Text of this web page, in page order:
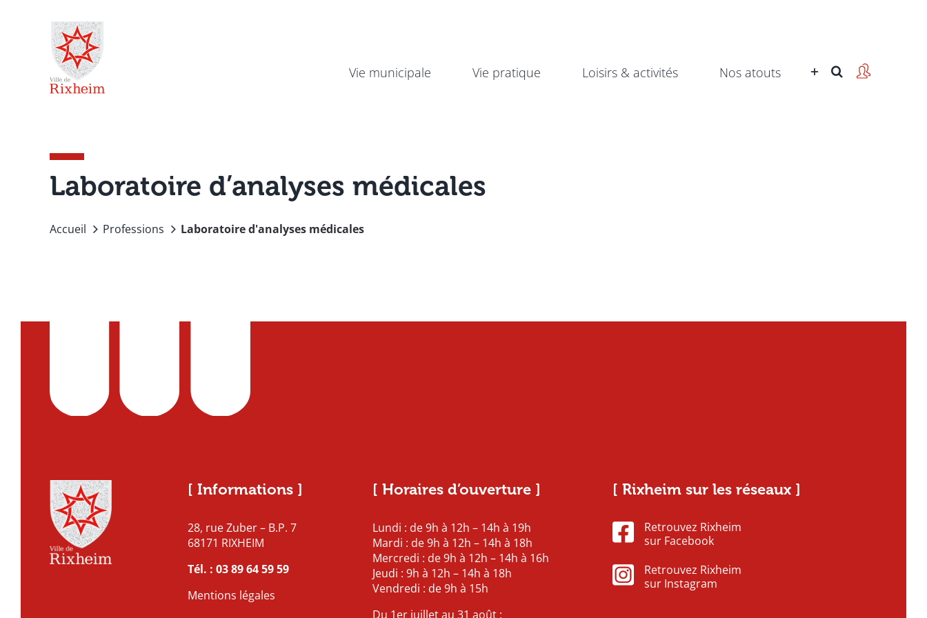
Vie municipale Vie pratique Loisirs & activités Nos atouts
Laboratoire d’analyses médicales
Accueil Professions Laboratoire d'analyses médicales
[ Informations ]
28, rue Zuber – B.P. 7
68171 RIXHEIM
Tél. : 03 89 64 59 59
Mentions légales
[ Horaires d’ouverture ]
Lundi : de 9h à 12h – 14h à 19h
Mardi : de 9h à 12h – 14h à 18h
Mercredi : de 9h à 12h – 14h à 16h
Jeudi : 9h à 12h – 14h à 18h
Vendredi : de 9h à 15h
Du 1er juillet au 31 août :
[ Rixheim sur les réseaux ]
Retrouvez Rixheim
sur Facebook
Retrouvez Rixheim
sur Instagram